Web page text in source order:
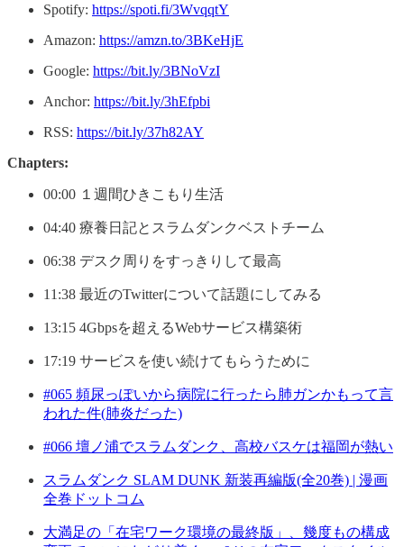
Spotify: https://spoti.fi/3WvqqtY
Amazon: https://amzn.to/3BKeHjE
Google: https://bit.ly/3BNoVzI
Anchor: https://bit.ly/3hEfpbi
RSS: https://bit.ly/37h82AY
Chapters:
00:00 １週間ひきこもり生活
04:40 療養日記とスラムダンクベストチーム
06:38 デスク周りをすっきりして最高
11:38 最近のTwitterについて話題にしてみる
13:15 4Gbpsを超えるWebサービス構築術
17:19 サービスを使い続けてもらうために
#065 頻尿っぽいから病院に行ったら肺ガンかもって言
われた件(肺炎だった)
#066 壇ノ浦でスラムダンク、高校バスケは福岡が熱い
スラムダンク SLAM DUNK 新装再編版(全20巻) | 漫画
全巻ドットコム
大満足の「在宅ワーク環境の最終版」、幾度もの構成